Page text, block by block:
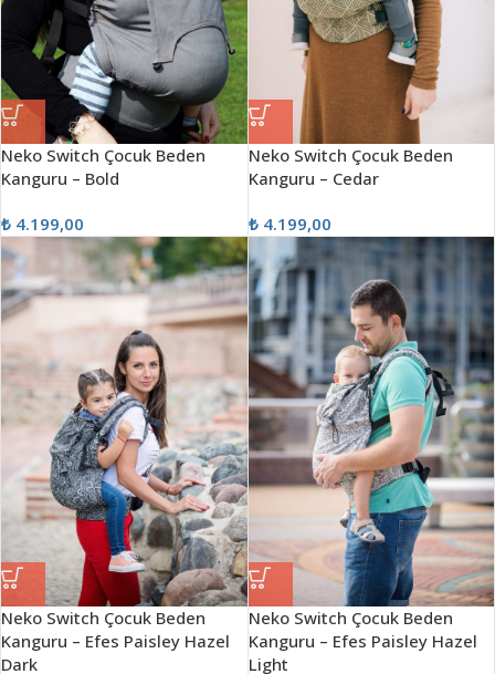
Neko Switch Çocuk Beden
Kanguru – Bold
₺ 4.199,00
Neko Switch Çocuk Beden
Kanguru – Cedar
₺4.199,00
Neko Switch Çocuk Beden
Kanguru – Efes Paisley Hazel
Dark
Neko Switch Çocuk Beden
Kanguru – Efes Paisley Hazel
Light